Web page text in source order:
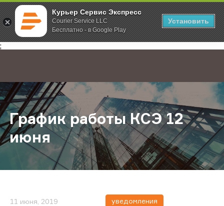
Курьер Сервис Экспресс
Courier Service LLC
Бесплатно - в Google Play
Установить
;
Главная О компании Новости График работы КСЭ 12 июня
График работы КСЭ 12
июня
11 июня, 2019 уведомления